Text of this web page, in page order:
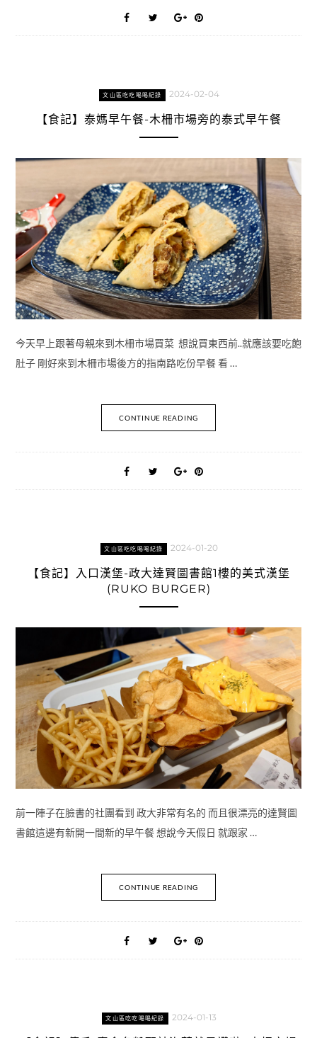
文山區吃吃喝喝紀錄 2024-02-04
【食記】泰媽早午餐-木柵市場旁的泰式早午餐
今天早上跟著母親來到木柵市場買菜 想說買東西前..就應該要吃飽
肚子 剛好來到木柵市場後方的指南路吃份早餐 看 …
CONTINUE READING
文山區吃吃喝喝紀錄 2024-01-20
【食記】入口漢堡-政大達賢圖書館1樓的美式漢堡
(RUKO BURGER)
前一陣子在臉書的社團看到 政大非常有名的 而且很漂亮的達賢圖
書館這邊有新開一間新的早午餐 想說今天假日 就跟家 …
CONTINUE READING
文山區吃吃喝喝紀錄 2024-01-13